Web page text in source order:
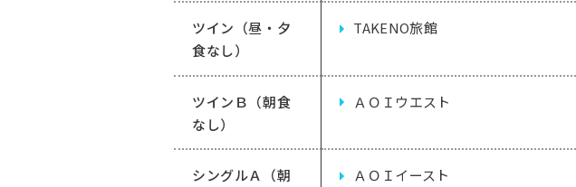
ツイン（昼・夕
食なし）
TAKENO旅館
ツインＢ（朝食
なし）
ＡＯＩウエスト
シングルＡ（朝
ＡＯＩイースト